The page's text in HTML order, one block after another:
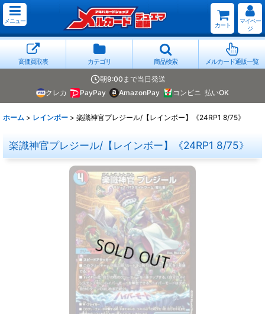
メニュー
カート
マイペー
ジ
高価買取表 カテゴリ 商品検索 メルカード通販一覧
朝9:00まで当日発送
クレカ
PayPay AmazonPay コンビニ 払いOK
ホーム > レインボー > 楽識神官プレジール/【レインボー】《24RP1 8/75》
楽識神官プレジール/【レインボー】《24RP1 8/75》